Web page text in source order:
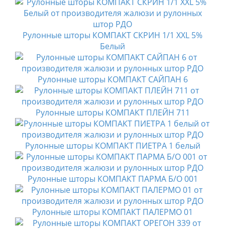
Рулонные шторы КОМПАКТ СКРИН 1/1 XXL 5%
Белый
Рулонные шторы КОМПАКТ САЙПАН 6
Рулонные шторы КОМПАКТ ПЛЕЙН 711
Рулонные шторы КОМПАКТ ПИЕТРА 1 белый
Рулонные шторы КОМПАКТ ПАРМА Б/О 001
Рулонные шторы КОМПАКТ ПАЛЕРМО 01